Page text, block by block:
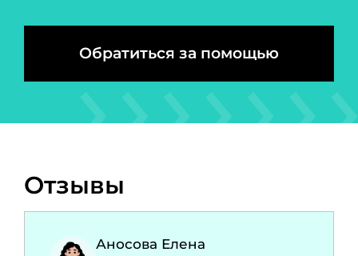
Обратиться за помощью
Отзывы
Аносова Елена